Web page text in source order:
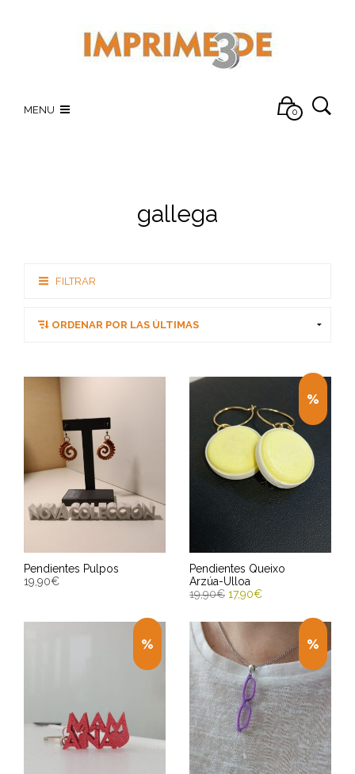
MENU 0
gallega
FILTRAR
Pendientes Pulpos
19,90€
Entrega Estimada entre
10/08/2026 - 12/08/2026
Pendientes Queixo
Arzúa-Ulloa
19,90€ 17,90€
AÑADIR AL CARRITO
Entrega Estimada entre
10/08/2026 - 12/08/2026